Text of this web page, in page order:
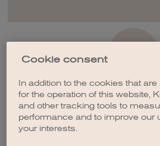
Cookie consent
In addition to the cookies that
for the operation of this website,
and other tracking tools to
performance and to improve our
your interests.